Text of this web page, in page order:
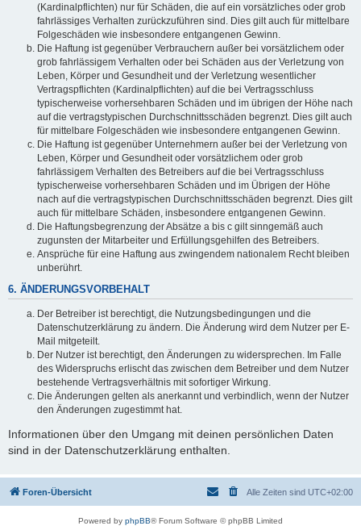
(Kardinalpflichten) nur für Schäden, die auf ein vorsätzliches oder grob
fahrlässiges Verhalten zurückzuführen sind. Dies gilt auch für mittelbare
Folgeschäden wie insbesondere entgangenen Gewinn.
Die Haftung ist gegenüber Verbrauchern außer bei vorsätzlichem oder
grob fahrlässigem Verhalten oder bei Schäden aus der Verletzung von
Leben, Körper und Gesundheit und der Verletzung wesentlicher
Vertragspflichten (Kardinalpflichten) auf die bei Vertragsschluss
typischerweise vorhersehbaren Schäden und im übrigen der Höhe nach
auf die vertragstypischen Durchschnittsschäden begrenzt. Dies gilt auch
für mittelbare Folgeschäden wie insbesondere entgangenen Gewinn.
Die Haftung ist gegenüber Unternehmern außer bei der Verletzung von
Leben, Körper und Gesundheit oder vorsätzlichem oder grob
fahrlässigem Verhalten des Betreibers auf die bei Vertragsschluss
typischerweise vorhersehbaren Schäden und im Übrigen der Höhe
nach auf die vertragstypischen Durchschnittsschäden begrenzt. Dies gilt
auch für mittelbare Schäden, insbesondere entgangenen Gewinn.
Die Haftungsbegrenzung der Absätze a bis c gilt sinngemäß auch
zugunsten der Mitarbeiter und Erfüllungsgehilfen des Betreibers.
Ansprüche für eine Haftung aus zwingendem nationalem Recht bleiben
unberührt.
6. ÄNDERUNGSVORBEHALT
Der Betreiber ist berechtigt, die Nutzungsbedingungen und die
Datenschutzerklärung zu ändern. Die Änderung wird dem Nutzer per E-
Mail mitgeteilt.
Der Nutzer ist berechtigt, den Änderungen zu widersprechen. Im Falle
des Widerspruchs erlischt das zwischen dem Betreiber und dem Nutzer
bestehende Vertragsverhältnis mit sofortiger Wirkung.
Die Änderungen gelten als anerkannt und verbindlich, wenn der Nutzer
den Änderungen zugestimmt hat.
Informationen über den Umgang mit deinen persönlichen Daten
sind in der Datenschutzerklärung enthalten.
Foren-Übersicht Alle Zeiten sind UTC+02:00
Powered by phpBB® Forum Software © phpBB Limited